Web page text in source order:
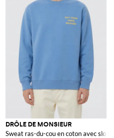
DRÔLE DE MONSIEUR
Sweat ras-du-cou en coton avec